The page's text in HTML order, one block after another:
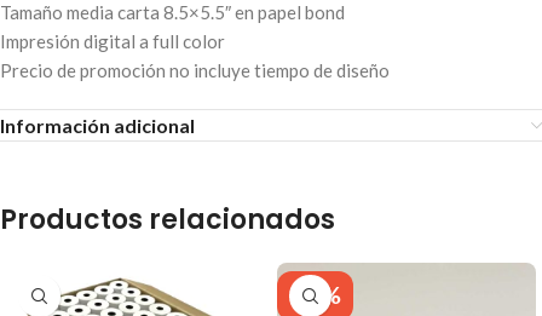
Tamaño media carta 8.5×5.5″ en papel bond
Impresión digital a full color
Precio de promoción no incluye tiempo de diseño
Información adicional
Productos relacionados
-17%